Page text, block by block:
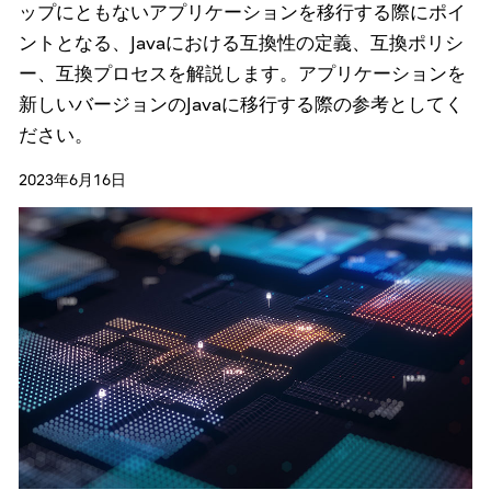
ップにともないアプリケーションを移行する際にポイ
ントとなる、Javaにおける互換性の定義、互換ポリシ
ー、互換プロセスを解説します。アプリケーションを
新しいバージョンのJavaに移行する際の参考としてく
ださい。
2023年6月16日